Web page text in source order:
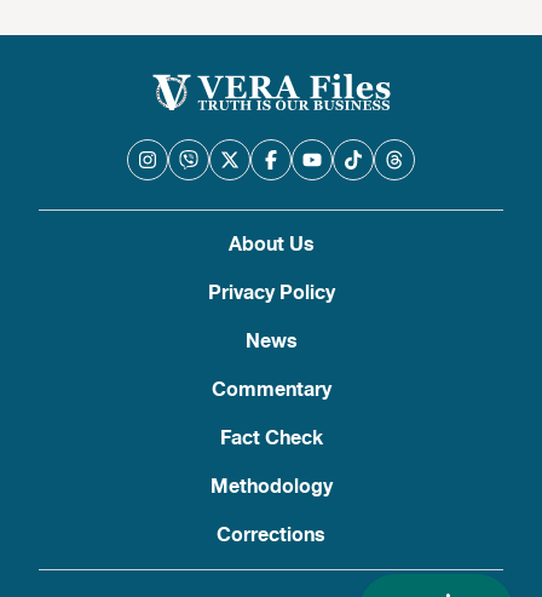
About Us
Privacy Policy
News
Commentary
Fact Check
Methodology
Corrections